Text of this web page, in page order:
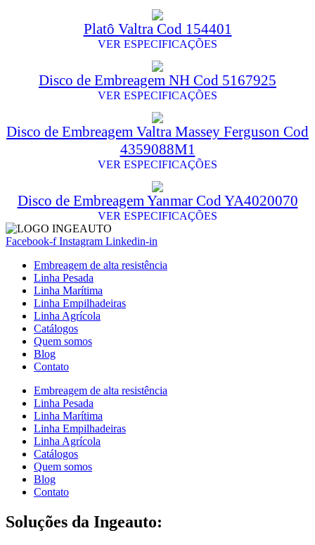
Platô Valtra Cod 154401
VER ESPECIFICAÇÕES
Disco de Embreagem NH Cod 5167925
VER ESPECIFICAÇÕES
Disco de Embreagem Valtra Massey Ferguson Cod
4359088M1
VER ESPECIFICAÇÕES
Disco de Embreagem Yanmar Cod YA4020070
VER ESPECIFICAÇÕES
Facebook-f Instagram Linkedin-in
Embreagem de alta resistência
Linha Pesada
Linha Marítima
Linha Empilhadeiras
Linha Agrícola
Catálogos
Quem somos
Blog
Contato
Embreagem de alta resistência
Linha Pesada
Linha Marítima
Linha Empilhadeiras
Linha Agrícola
Catálogos
Quem somos
Blog
Contato
Soluções da Ingeauto: